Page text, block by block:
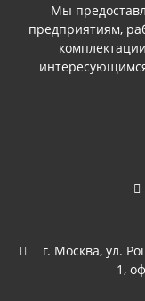
Мы
предприятиям,
г. Москва, ул.
1,